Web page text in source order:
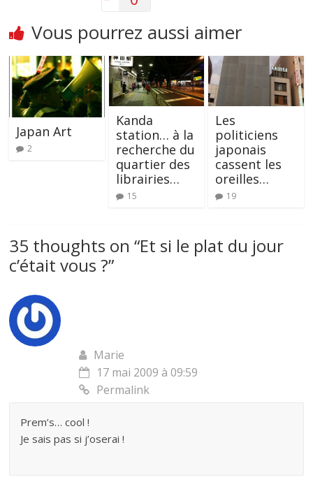
Vous pourrez aussi aimer
Japan Art
2
Kanda
station… à la
recherche du
quartier des
librairies…
15
Les
politiciens
japonais
cassent les
oreilles…
19
35 thoughts on “Et si le plat du jour
c’était vous ?”
Marie
17 mai 2009 à 09:59
Permalink
Prem’s… cool !
Je sais pas si j’oserai !